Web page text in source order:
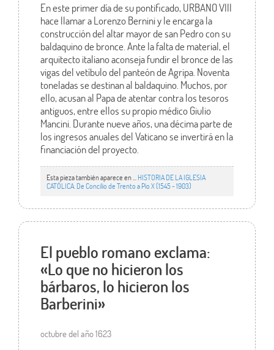
En este primer día de su pontificado, URBANO VIII
hace llamar a Lorenzo Bernini y le encarga la
construcción del altar mayor de san Pedro con su
baldaquino de bronce. Ante la falta de material, el
arquitecto italiano aconseja fundir el bronce de las
vigas del vetíbulo del panteón de Agripa. Noventa
toneladas se destinan al baldaquino. Muchos, por
ello, acusan al Papa de atentar contra los tesoros
antiguos, entre ellos su propio médico Giulio
Mancini. Durante nueve años, una décima parte de
los ingresos anuales del Vaticano se invertirá en la
financiación del proyecto.
Esta pieza también aparece en ... HISTORIA DE LA IGLESIA
CATÓLICA. De Concilio de Trento a Pío X (1545 - 1903)
El pueblo romano exclama:
«Lo que no hicieron los
bárbaros, lo hicieron los
Barberini»
octubre del año 1623